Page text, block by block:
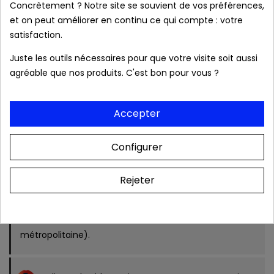
Caractéristiques :
local_shippingLivraison prévue à partir du 08/08/2026 en
Produits authentiques au meilleur prix
Livraison rapide 24/48h
métropolitaine).
Concrètement ? Notre site se souvient de vos préférences,
et on peut améliorer en continu ce qui compte : votre
satisfaction.
Juste les outils nécessaires pour que votre visite soit aussi
agréable que nos produits. C'est bon pour vous ?
Accepter
Configurer
Rejeter